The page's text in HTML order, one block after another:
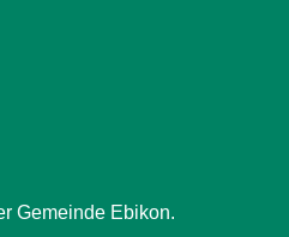
Gemeinde Ebikon.